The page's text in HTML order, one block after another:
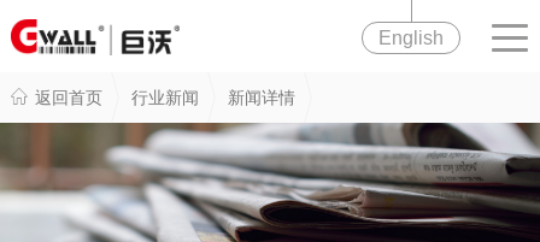
English
返回首页 行业新闻 新闻详情